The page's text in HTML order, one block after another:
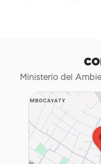
Ministerio del